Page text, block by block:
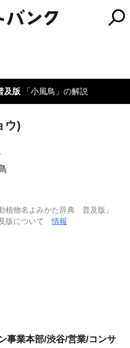
及版 「小風鳥」の解説
ウ)
植物名よみかた辞典 普及版」
版について情報
事業本部/渋谷/営業/コンサ